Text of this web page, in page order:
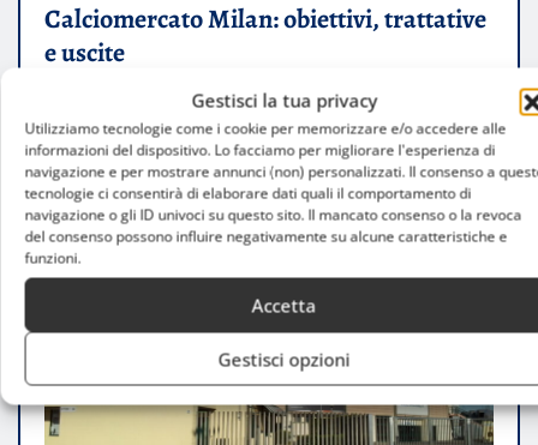
Gestisci la tua privacy
Utilizziamo tecnologie come i cookie per memorizzare e/o accedere alle
informazioni del dispositivo. Lo facciamo per migliorare l'esperienza di
navigazione e per mostrare annunci (non) personalizzati. Il consenso a
tecnologie ci consentirà di elaborare dati quali il comportamento di
navigazione o gli ID univoci su questo sito. Il mancato consenso o la revoca
del consenso possono influire negativamente su alcune caratteristiche e
funzioni.
Accetta
Gestisci opzioni
Calciomercato Milan: obiettivi, trattative
e uscite
Ago 5, 2026